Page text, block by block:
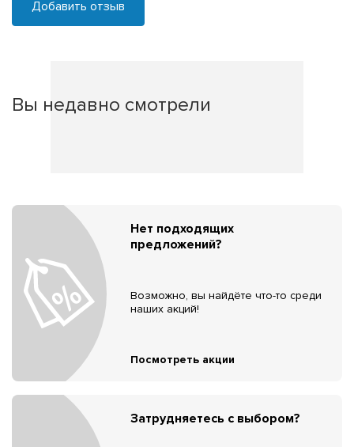
Добавить отзыв
Вы недавно смотрели
Нет подходящих
предложений?
Возможно, вы найдёте что-то среди
наших акций!
Посмотреть акции
Затрудняетесь с выбором?